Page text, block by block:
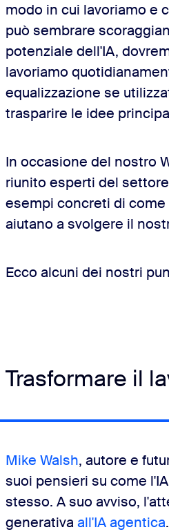
a te
modo in cui lavoriamo e
può sembrare
potenziale dell'IA,
lavoriamo
equalizzazione se
trasparire le idee
In occasione del nostro
riunito esperti del
esempi concreti di come
aiutano a svolgere il
Ecco alcuni dei nostri
Trasformare il
Mike Walsh, autore e
suoi pensieri su come
stesso. A suo avviso,
generativa all'IA agentica